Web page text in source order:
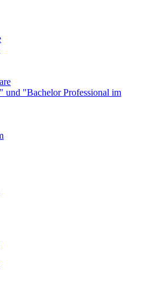
und "Bachelor Professional im